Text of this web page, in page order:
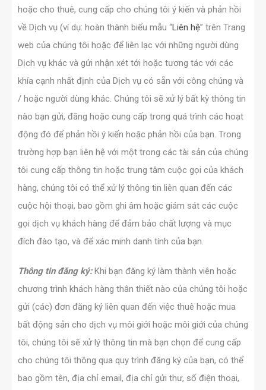
hoặc cho thuê, cung cấp cho chúng tôi ý kiến và phản hồi
về Dịch vụ (ví dụ: hoàn thành biểu mẫu “Liên hệ” trên Trang
web của chúng tôi hoặc để liên lạc với những người dùng
Dịch vụ khác và gửi nhận xét tới hoặc tương tác với các
khía cạnh nhất định của Dịch vụ có sẵn với công chúng và
/ hoặc người dùng khác. Chúng tôi sẽ xử lý bất kỳ thông tin
nào bạn gửi, đăng hoặc cung cấp trong quá trình các hoạt
động đó để phản hồi ý kiến hoặc phản hồi của bạn. Trong
trường hợp bạn liên hệ với một trong các tài sản của chúng
tôi cung cấp thông tin hoặc trung tâm cuộc gọi của khách
hàng, chúng tôi có thể xử lý thông tin liên quan đến các
cuộc hội thoại, bao gồm ghi âm hoặc giám sát các cuộc
gọi dịch vụ khách hàng để đảm bảo chất lượng và mục
đích đào tạo, và để xác minh danh tính của bạn.
Thông tin đăng ký:Khi bạn đăng ký làm thành viên hoặc
chương trình khách hàng thân thiết nào của chúng tôi hoặc
gửi (các) đơn đăng ký liên quan đến việc thuê hoặc mua
bất động sản cho dịch vụ môi giới hoặc môi giới của chúng
tôi, chúng tôi sẽ xử lý thông tin mà bạn chọn để cung cấp
cho chúng tôi thông qua quy trình đăng ký của bạn, có thể
bao gồm tên, địa chỉ email, địa chỉ gửi thư, số điện thoại,